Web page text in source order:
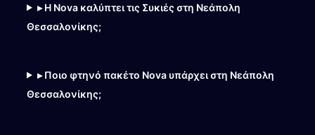
▸ Η Nova καλύπτει τις Συκιές στη Νεάπολη
Θεσσαλονίκης;
▸ Ποιο φτηνό πακέτο Nova υπάρχει στη Νεάπολη
Θεσσαλονίκης;